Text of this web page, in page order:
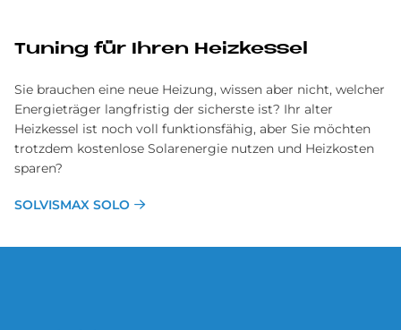
Tu­n­ing für Ih­ren Heiz­kes­sel
Sie brauchen eine neue Heizung, wissen aber nicht, welcher
Energieträger langfristig der sicherste ist? Ihr alter
Heizkessel ist noch voll funktionsfähig, aber Sie möchten
trotzdem kostenlose Solarenergie nutzen und Heizkosten
sparen?
SOLVISMAX SOLO